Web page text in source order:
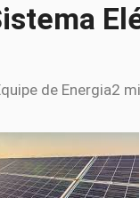
de Energia2